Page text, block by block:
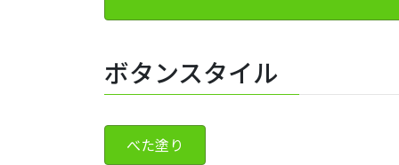
ボタンスタイル
べた塗り